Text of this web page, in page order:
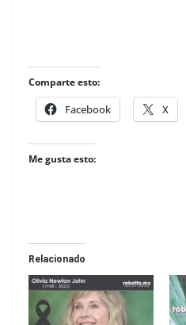
Comparte esto:
Facebook X
Me gusta esto:
Relacionado